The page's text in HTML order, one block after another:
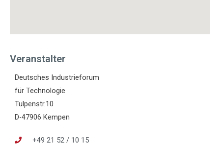
Veranstalter
Deutsches Industrieforum
für Technologie
Tulpenstr.10
D-47906 Kempen
+49 21 52 / 10 15